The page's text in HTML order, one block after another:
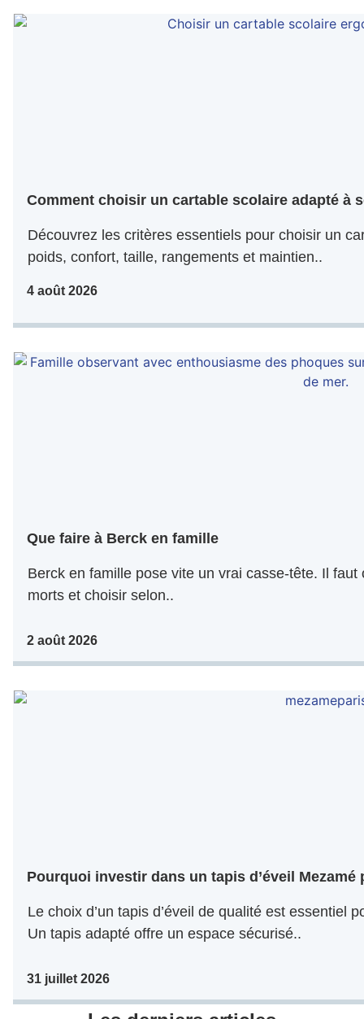
Comment choisir un cartable scolaire adapté à
Découvrez les critères essentiels pour choisir un
poids, confort, taille, rangements et maintien..
4 août 2026
Que faire à Berck en famille
Berck en famille pose vite un vrai casse-tête. Il
morts et choisir selon..
2 août 2026
Pourquoi investir dans un tapis d’éveil Mezamé
Le choix d’un tapis d’éveil de qualité est essentiel
Un tapis adapté offre un espace sécurisé..
31 juillet 2026